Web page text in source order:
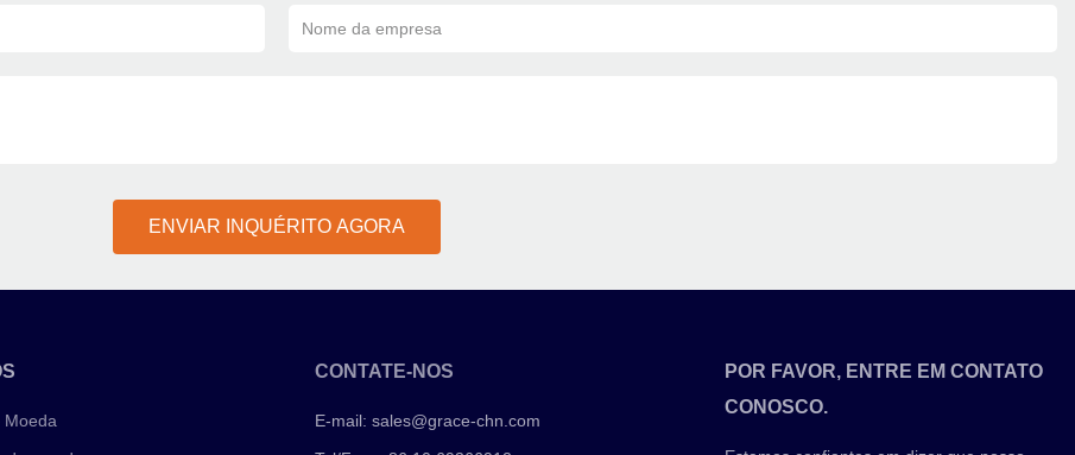
Nome da empresa
ENVIAR INQUÉRITO AGORA
Moeda
CONTATE-NOS
E-mail:sales@grace-chn.com
POR FAVOR, ENTRE EM CONTATO
CONOSCO.